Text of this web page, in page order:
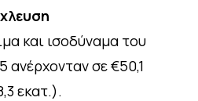
και ισοδύναμα του
ανέρχονταν σε €50,1
εκατ.).